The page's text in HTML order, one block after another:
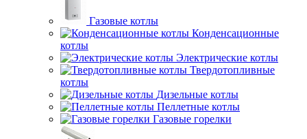
Газовые котлы
Конденсационные
котлы
Электрические котлы
Твердотопливные
котлы
Дизельные котлы
Пеллетные котлы
Газовые горелки